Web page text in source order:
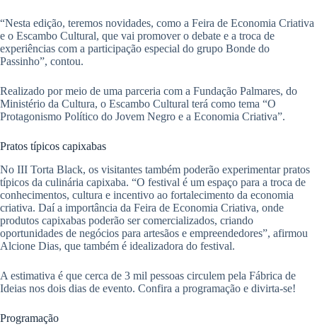
“Nesta edição, teremos novidades, como a Feira de Economia Criativa
e o Escambo Cultural, que vai promover o debate e a troca de
experiências com a participação especial do grupo Bonde do
Passinho”, contou.
Realizado por meio de uma parceria com a Fundação Palmares, do
Ministério da Cultura, o Escambo Cultural terá como tema “O
Protagonismo Político do Jovem Negro e a Economia Criativa”.
Pratos típicos capixabas
No III Torta Black, os visitantes também poderão experimentar pratos
típicos da culinária capixaba. “O festival é um espaço para a troca de
conhecimentos, cultura e incentivo ao fortalecimento da economia
criativa. Daí a importância da Feira de Economia Criativa, onde
produtos capixabas poderão ser comercializados, criando
oportunidades de negócios para artesãos e empreendedores”, afirmou
Alcione Dias, que também é idealizadora do festival.
A estimativa é que cerca de 3 mil pessoas circulem pela Fábrica de
Ideias nos dois dias de evento. Confira a programação e divirta-se!
Programação